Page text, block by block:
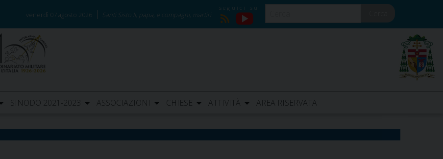
venerdì 07 agosto 2026 Santi Sisto II, papa, e compagni, martiri
RSS
YouTube
SINODO 2021-2023 ASSOCIAZIONI CHIESE ATTIVITÀ AREA RISERVATA